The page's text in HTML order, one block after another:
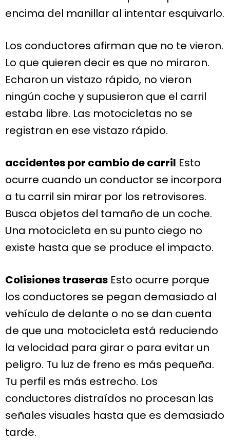
encima del manillar al intentar esquivarlo.
Los conductores afirman que no te vieron.
Lo que quieren decir es que no miraron.
Echaron un vistazo rápido, no vieron
ningún coche y supusieron que el carril
estaba libre. Las motocicletas no se
registran en ese vistazo rápido.
accidentes por cambio de carril Esto
ocurre cuando un conductor se incorpora
a tu carril sin mirar por los retrovisores.
Busca objetos del tamaño de un coche.
Una motocicleta en su punto ciego no
existe hasta que se produce el impacto.
Colisiones traseras Esto ocurre porque
los conductores se pegan demasiado al
vehículo de delante o no se dan cuenta
de que una motocicleta está reduciendo
la velocidad para girar o para evitar un
peligro. Tu luz de freno es más pequeña.
Tu perfil es más estrecho. Los
conductores distraídos no procesan las
señales visuales hasta que es demasiado
tarde.